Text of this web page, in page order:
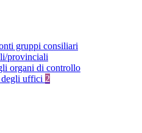
gruppi consiliari
provinciali
organi di controllo
uffici 2